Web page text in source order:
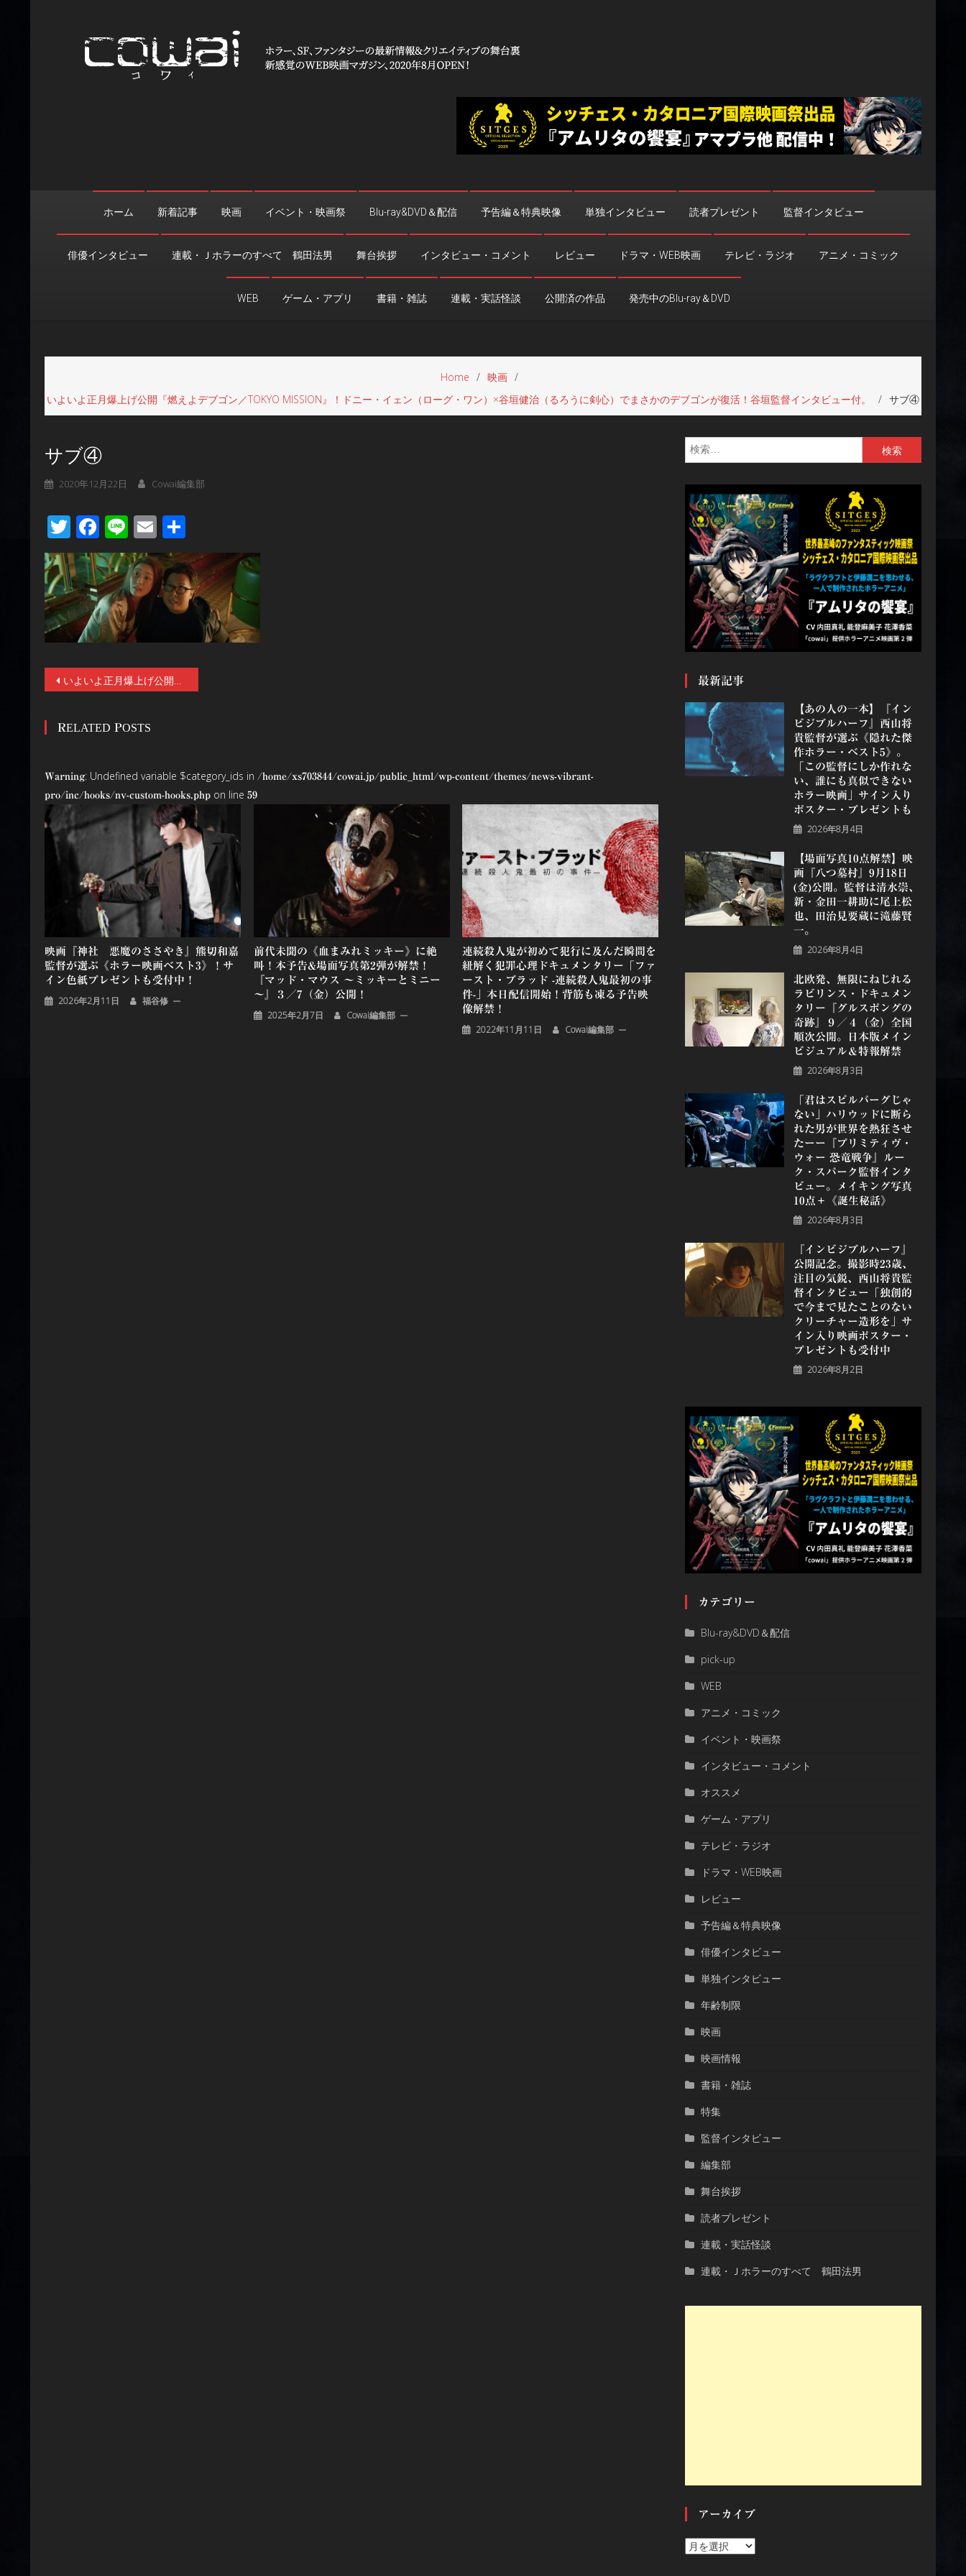
ホーム 新着記事 映画 イベント・映画祭 Blu-ray&DVD＆配信 予告編＆特典映像 単独インタビュー 読者プレゼント 監督インタビュー
俳優インタビュー 連載・Ｊホラーのすべて 鶴田法男 舞台挨拶 インタビュー・コメント レビュー ドラマ・WEB映画 テレビ・ラジオ アニメ・コミック
WEB ゲーム・アプリ 書籍・雑誌 連載・実話怪談 公開済の作品 発売中のBlu-ray＆DVD
Home
映画
いよいよ正月爆上げ公開『燃えよデブゴン／TOKYO MISSION』！ドニー・イェン（ローグ・ワン）×谷垣健治（るろうに剣心）でまさかのデブゴンが復活！谷垣監督インタビュー付。
サブ④
サブ④
2020年12月22日 Cowai編集部
Twitter
Facebook
LineEmail
有
投
ナ
ゲ
ー
シ
いよいよ正月爆上げ公開『燃えよデブゴン／TOKYO MISSION』！ドニー・イェン（ローグ・ワン）×谷垣健治（るろうに剣心）でまさかのデブゴンが復活！谷垣監督インタビュー付。
RELATED POSTS
Warning: Undefined variable $category_ids in /home/xs703844/cowai.jp/public_html/wp-content/themes/news-vibrant-
pro/inc/hooks/nv-custom-hooks.php on line 59
映画『神社 悪魔のささやき』熊切和嘉
監督が選ぶ《ホラー映画ベスト3》！サ
イン色紙プレゼントも受付中！
2026年2月11日 福谷修
前代未聞の《血まみれミッキー》に絶
叫！本予告&場面写真第2弾が解禁！
『マッド・マウス ～ミッキーとミニー
～』３／7（金）公開！
2025年2月7日 Cowai編集部
連続殺人鬼が初めて犯行に及んだ瞬間を
紐解く犯罪心理ドキュメンタリー「ファ
ースト・ブラッド -連続殺人鬼最初の事
件-」本日配信開始！背筋も凍る予告映
像解禁！
2022年11月11日 Cowai編集部
索:
最新記事
【あの人の一本】『イン
ビジブルハーフ』⻄⼭将
貴監督が選ぶ《隠れた傑
作ホラー・ベスト5》。
「この監督にしか作れな
い、誰にも真似できない
ホラー映画」サイン入り
ポスター・プレゼントも
2026年8月4日
【場面写真10点解禁】映
画『八つ墓村』9月18日
(金)公開。監督は清水崇、
新・金田一耕助に尾上松
也、田治見要蔵に滝藤賢
一。
2026年8月4日
北欧発、無限にねじれる
ラビリンス・ドキュメン
タリー『グルスポングの
奇跡』９／４（金）全国
順次公開。日本版メイン
ビジュアル＆特報解禁
2026年8月3日
「君はスピルバーグじゃ
ない」ハリウッドに断ら
れた男が世界を熱狂させ
たーー『プリミティヴ・
ウォー 恐⻯戦争』ルー
ク・スパーク監督インタ
ビュー。メイキング写真
10点＋《誕⽣秘話》
2026年8月3日
『インビジブルハーフ』
公開記念。撮影時23歳、
注目の気鋭、⻄⼭将貴監
督インタビュー「独創的
で今まで見たことのない
クリーチャー造形を」サ
イン入り映画ポスター・
プレゼントも受付中
2026年8月2日
カテゴリー
Blu-ray&DVD＆配信
pick-up
WEB
アニメ・コミック
イベント・映画祭
インタビュー・コメント
オススメ
ゲーム・アプリ
テレビ・ラジオ
ドラマ・WEB映画
レビュー
予告編＆特典映像
俳優インタビュー
単独インタビュー
年齢制限
映画
映画情報
書籍・雑誌
特集
監督インタビュー
編集部
舞台挨拶
読者プレゼント
連載・実話怪談
連載・Ｊホラーのすべて 鶴田法男
アーカイブ
ア